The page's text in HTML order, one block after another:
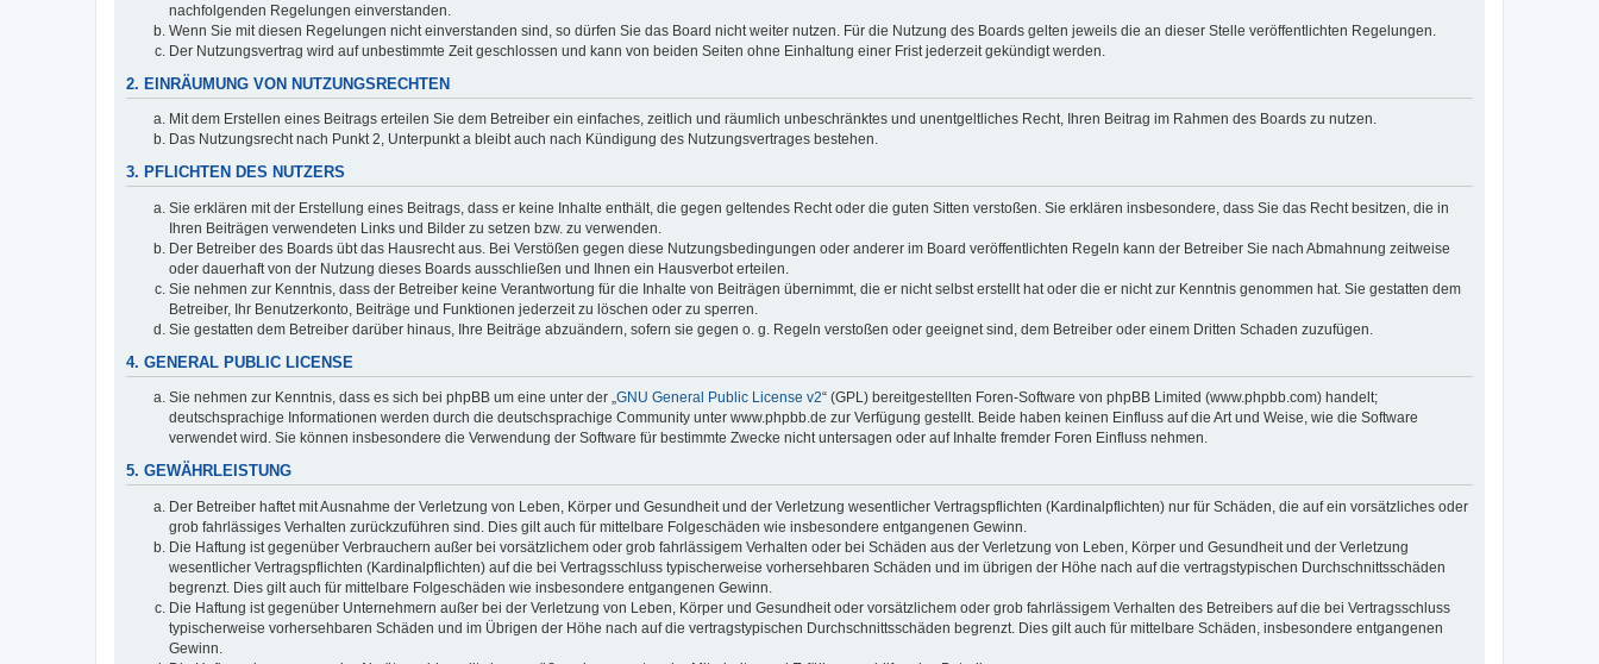
nachfolgenden Regelungen einverstanden.
Wenn Sie mit diesen Regelungen nicht einverstanden sind, so dürfen Sie das Board nicht weiter nutzen. Für die Nutzung des Boards gelten jeweils die an dieser Stelle veröffentlichten Regelungen.
Der Nutzungsvertrag wird auf unbestimmte Zeit geschlossen und kann von beiden Seiten ohne Einhaltung einer Frist jederzeit gekündigt werden.
2. EINRÄUMUNG VON NUTZUNGSRECHTEN
Mit dem Erstellen eines Beitrags erteilen Sie dem Betreiber ein einfaches, zeitlich und räumlich unbeschränktes und unentgeltliches Recht, Ihren Beitrag im Rahmen des Boards zu nutzen.
Das Nutzungsrecht nach Punkt 2, Unterpunkt a bleibt auch nach Kündigung des Nutzungsvertrages bestehen.
3. PFLICHTEN DES NUTZERS
Sie erklären mit der Erstellung eines Beitrags, dass er keine Inhalte enthält, die gegen geltendes Recht oder die guten Sitten verstoßen. Sie erklären insbesondere, dass Sie das Recht besitzen, die in
Ihren Beiträgen verwendeten Links und Bilder zu setzen bzw. zu verwenden.
Der Betreiber des Boards übt das Hausrecht aus. Bei Verstößen gegen diese Nutzungsbedingungen oder anderer im Board veröffentlichten Regeln kann der Betreiber Sie nach Abmahnung zeitweise
oder dauerhaft von der Nutzung dieses Boards ausschließen und Ihnen ein Hausverbot erteilen.
Sie nehmen zur Kenntnis, dass der Betreiber keine Verantwortung für die Inhalte von Beiträgen übernimmt, die er nicht selbst erstellt hat oder die er nicht zur Kenntnis genommen hat. Sie gestatten dem
Betreiber, Ihr Benutzerkonto, Beiträge und Funktionen jederzeit zu löschen oder zu sperren.
Sie gestatten dem Betreiber darüber hinaus, Ihre Beiträge abzuändern, sofern sie gegen o. g. Regeln verstoßen oder geeignet sind, dem Betreiber oder einem Dritten Schaden zuzufügen.
4. GENERAL PUBLIC LICENSE
Sie nehmen zur Kenntnis, dass es sich bei phpBB um eine unter der „GNU General Public License v2“ (GPL) bereitgestellten Foren-Software von phpBB Limited (www.phpbb.com) handelt;
deutschsprachige Informationen werden durch die deutschsprachige Community unter www.phpbb.de zur Verfügung gestellt. Beide haben keinen Einfluss auf die Art und Weise, wie die Software
verwendet wird. Sie können insbesondere die Verwendung der Software für bestimmte Zwecke nicht untersagen oder auf Inhalte fremder Foren Einfluss nehmen.
5. GEWÄHRLEISTUNG
Der Betreiber haftet mit Ausnahme der Verletzung von Leben, Körper und Gesundheit und der Verletzung wesentlicher Vertragspflichten (Kardinalpflichten) nur für Schäden, die auf ein vorsätzliches oder
grob fahrlässiges Verhalten zurückzuführen sind. Dies gilt auch für mittelbare Folgeschäden wie insbesondere entgangenen Gewinn.
Die Haftung ist gegenüber Verbrauchern außer bei vorsätzlichem oder grob fahrlässigem Verhalten oder bei Schäden aus der Verletzung von Leben, Körper und Gesundheit und der Verletzung
wesentlicher Vertragspflichten (Kardinalpflichten) auf die bei Vertragsschluss typischerweise vorhersehbaren Schäden und im übrigen der Höhe nach auf die vertragstypischen Durchschnittsschäden
begrenzt. Dies gilt auch für mittelbare Folgeschäden wie insbesondere entgangenen Gewinn.
Die Haftung ist gegenüber Unternehmern außer bei der Verletzung von Leben, Körper und Gesundheit oder vorsätzlichem oder grob fahrlässigem Verhalten des Betreibers auf die bei Vertragsschluss
typischerweise vorhersehbaren Schäden und im Übrigen der Höhe nach auf die vertragstypischen Durchschnittsschäden begrenzt. Dies gilt auch für mittelbare Schäden, insbesondere entgangenen
Gewinn.